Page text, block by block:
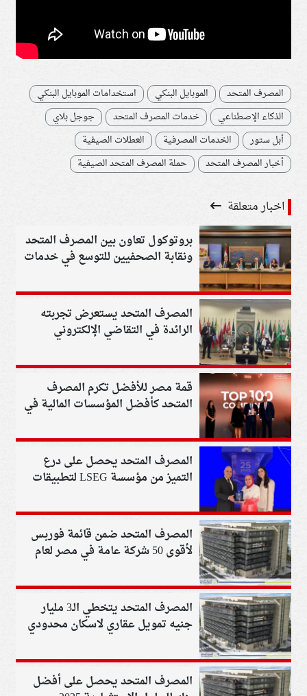
المصرف المتحد الموبايل البنكي
استخدامات الموبايل البنكي
الذكاء الإصطناعي
خدمات المصرف المتحد
جوجل بلاي
أبل ستور
الخدمات المصرفية
العطلات الصيفية
أخبار المصرف المتحد
حملة المصرف المتحد الصيفية
اخبار متعلقة
بروتوكول تعاون بين المصرف المتحد
ونقابة الصحفيين للتوسع في خدمات
المصرف المتحد يستعرض تجربته
الرائدة في التقاضي الإلكتروني
بملتقي التجارب والممارسات الادارية
الناجحة
قمة مصر للأفضل تكرم المصرف
المتحد كأفضل المؤسسات المالية في
المصرف المتحد يحصل على درع
التميز من مؤسسة LSEG لتطبيقات
الارهاب
المصرف المتحد ضمن قائمة فوربس
لأقوى 50 شركة عامة في مصر لعام
المصرف المتحد يتخطي الـ3 مليار
جنيه تمويل عقاري لاسكان محدودي
ومتوسطي الدخل
المصرف المتحد يحصل على أفضل